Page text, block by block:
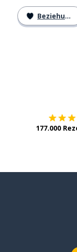
Beziehungen
177.000